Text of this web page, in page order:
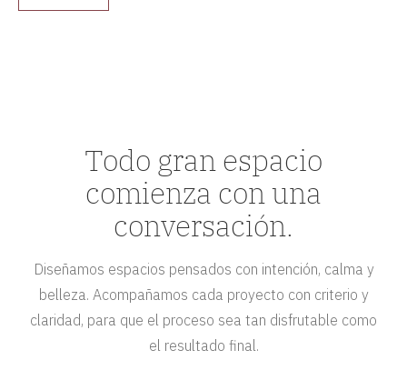
Todo gran espacio
comienza con una
conversación.
Diseñamos espacios pensados con intención, calma y
belleza. Acompañamos cada proyecto con criterio y
claridad, para que el proceso sea tan disfrutable como
el resultado final.